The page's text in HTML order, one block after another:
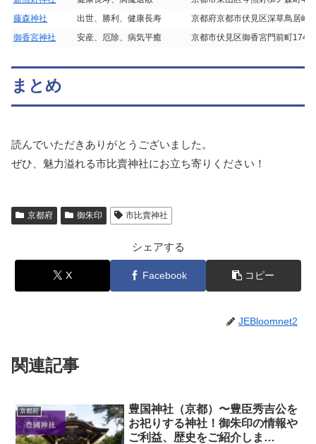
藤森神社
出世、勝利、健康長寿
京都府京都市伏見区深草鳥居崎
御香宮神社
安産、厄除、病気平癒 京都市伏見区御香宮門前町174
まとめ
読んでいただきありがとうございました。
ぜひ、魅力溢れる市比賣神社にお立ち寄りください！
京都府 御朱印 市比賣神社
シェアする
X Facebook コピー
JEBloomnet2
関連記事
京都府
豊国神社（京都）〜豊臣秀吉公を
お祀りする神社！御朱印の情報や
ご利益、歴史をご紹介しま